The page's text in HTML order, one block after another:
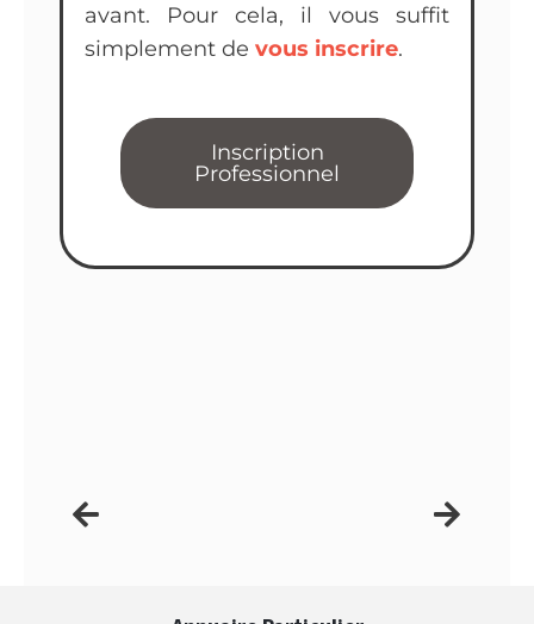
avant. Pour cela, il vous suffit
simplement de vous inscrire.
Inscription
Professionnel